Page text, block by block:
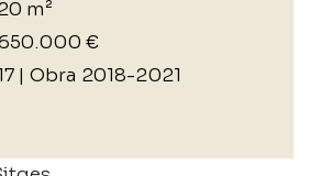
m²
€
| Obra 2018-2021